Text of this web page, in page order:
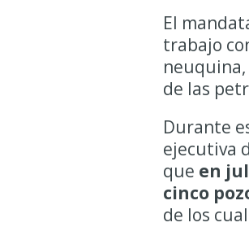
El
trabajo
de las
Durante
ejecutiva
que en
cinco
de los